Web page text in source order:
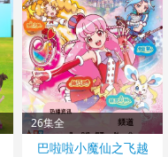
26集全
巴啦啦小魔仙之飞越